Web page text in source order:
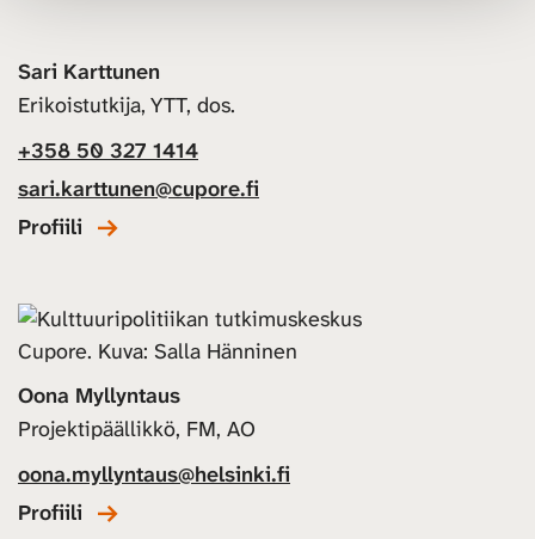
Sari Karttunen
Erikoistutkija, YTT, dos.
+358 50 327 1414
sari.karttunen@cupore.fi
Profiili
Oona Myllyntaus
Projektipäällikkö, FM, AO
oona.myllyntaus@helsinki.fi
Profiili